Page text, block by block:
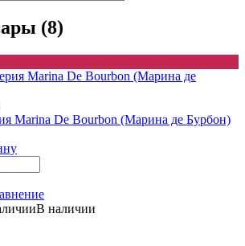
(8)
Marina De Bourbon (Марина де Бурбон)
В наличии